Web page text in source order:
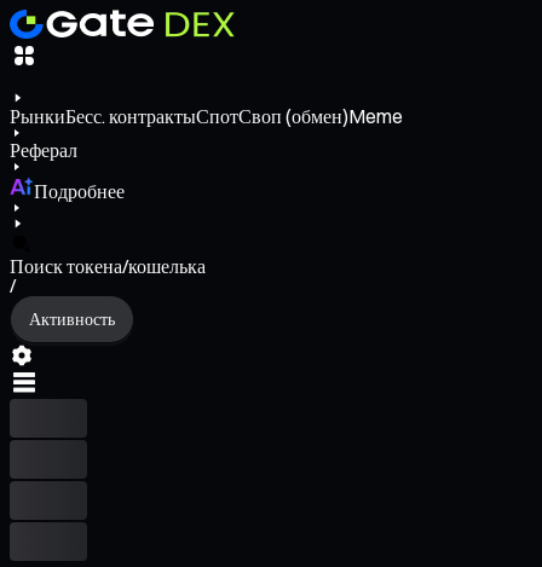
РынкиБесс. контрактыСпотСвоп (обмен)Meme
Реферал
Подробнее
Поиск токена/кошелька
/
Активность